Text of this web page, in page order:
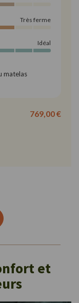
Très ferme
Idéal
matelas
769,00 €
et